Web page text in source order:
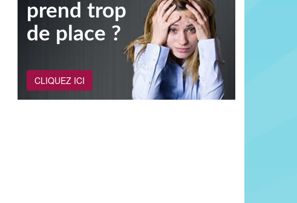
prend trop
de place ?
CLIQUEZ ICI